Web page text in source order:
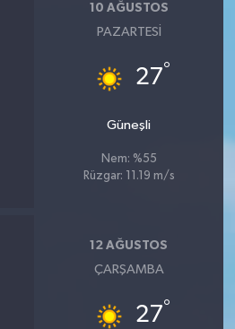
10 AĞUSTOS
PAZARTESI
27°
Güneşli
Nem: %55
Rüzgar: 11.19 m/s
12 AĞUSTOS
ÇARŞAMBA
27°